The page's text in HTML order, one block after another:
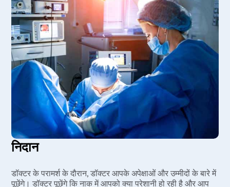
निदान
डॉक्टर के परामर्श के दौरान, डॉक्टर आपके अपेक्षाओं और उम्मीदों के बारे में
पूछेंगे। डॉक्टर पूछेंगे कि नाक में आपको क्या परेशानी हो रही है और आप